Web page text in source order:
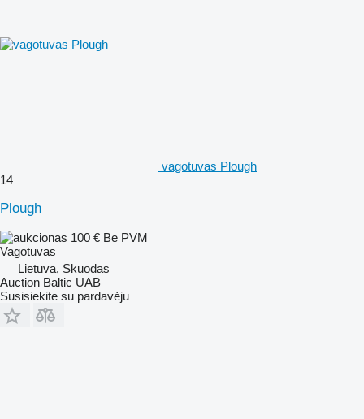
vagotuvas Plough
14
Plough
100 € Be PVM
Vagotuvas
Lietuva, Skuodas
Auction Baltic UAB
Susisiekite su pardavėju